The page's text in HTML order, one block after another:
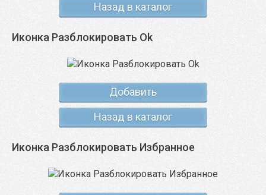
Назад в каталог
Иконка Разблокировать Ok
Добавить
Назад в каталог
Иконка Разблокировать Избранное